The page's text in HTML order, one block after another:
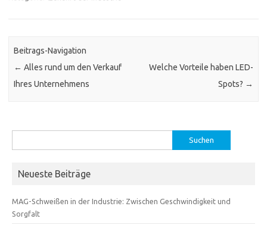
Beitrags-Navigation
← Alles rund um den Verkauf
Ihres Unternehmens
Welche Vorteile haben LED-
Spots? →
nach:
Neueste Beiträge
MAG-Schweißen in der Industrie: Zwischen Geschwindigkeit und
Sorgfalt